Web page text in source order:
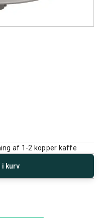
af 1-2 kopper kaffe
i kurv